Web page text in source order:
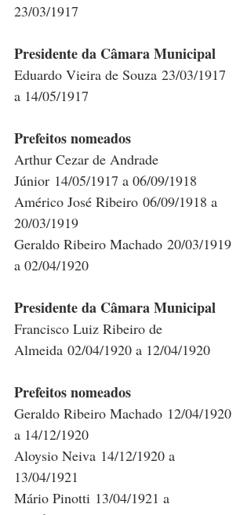
23/03/1917
Presidente da Câmara Municipal
Eduardo Vieira de Souza 23/03/1917
a 14/05/1917
Prefeitos nomeados
Arthur Cezar de Andrade
Júnior 14/05/1917 a 06/09/1918
Américo José Ribeiro 06/09/1918 a
20/03/1919
Geraldo Ribeiro Machado 20/03/1919
a 02/04/1920
Presidente da Câmara Municipal
Francisco Luiz Ribeiro de
Almeida 02/04/1920 a 12/04/1920
Prefeitos nomeados
Geraldo Ribeiro Machado 12/04/1920
a 14/12/1920
Aloysio Neiva 14/12/1920 a
13/04/1921
Mário Pinotti 13/04/1921 a